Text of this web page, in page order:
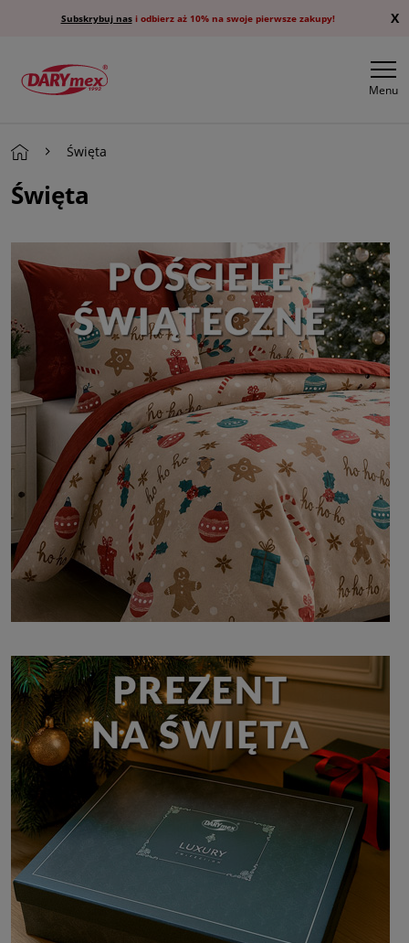
Subskrybuj nasi odbierz aż 10% na swoje pierwsze zakupy! X
Menu
Święta
Święta